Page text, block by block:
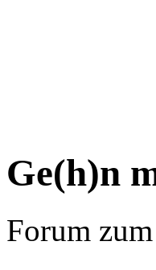
Ge(h)n
Forum